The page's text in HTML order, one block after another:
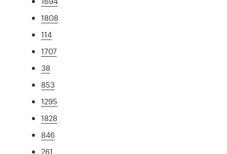
1808
114
1707
38
853
1295
1828
846
261